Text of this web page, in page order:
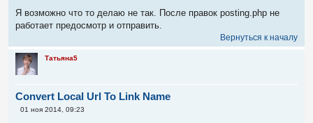
о
б
щ
е
Я возможно что то делаю не так. После правок posting.php не
работает предосмотр и отправить.
Вернуться к началу
Татьяна5
Convert Local Url To Link Name
С
01 ноя 2014, 09:23